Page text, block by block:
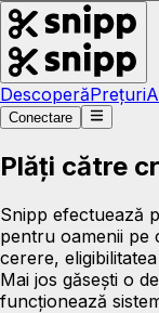
DescoperăPrețuri
Conectare
Plăți către
Snipp efectuează
pentru oamenii pe
cerere,
Mai jos găsești o
funcționează